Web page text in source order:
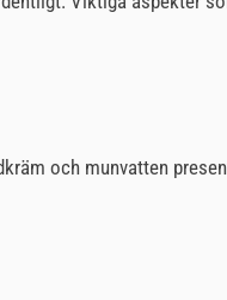
och munvatten